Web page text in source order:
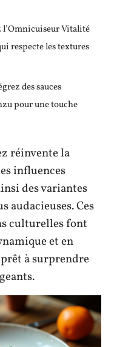
Vitalité
respecte les textures
des sauces
pour une touche
réinvente la
influences
des variantes
audacieuses. Ces
culturelles font
et en
à surprendre